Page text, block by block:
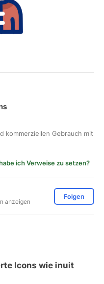
kommerziellen Gebrauch mit
ich Verweise zu setzen?
anzeigen
Folgen
Icons wie inuit